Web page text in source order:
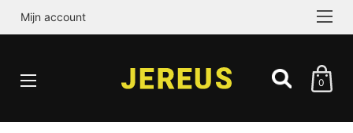
Mijn account
0